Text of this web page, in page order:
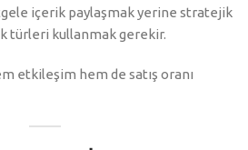
içerik paylaşmak yerine stratejik
türleri kullanmak gerekir.
etkileşim hem de satış oranı